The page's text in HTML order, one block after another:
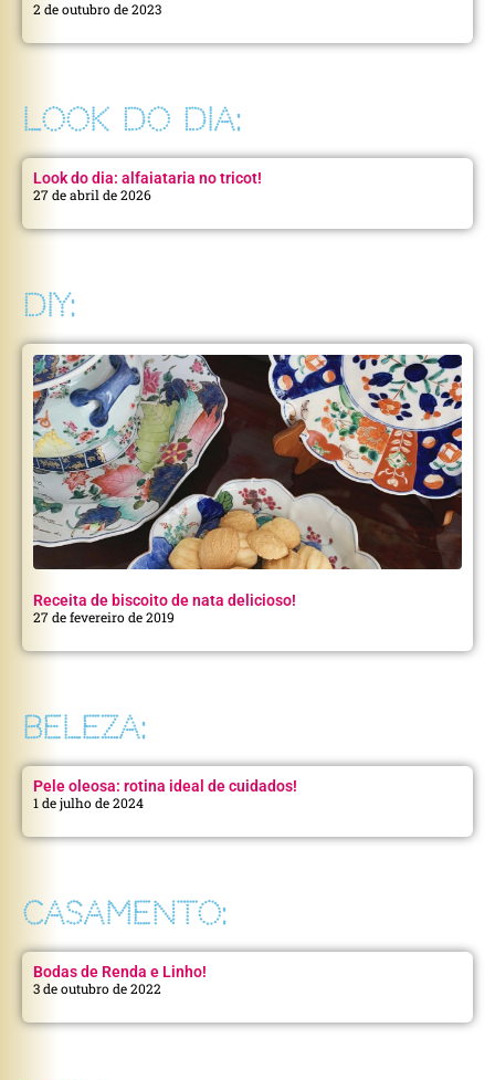
2 de outubro de 2023
LOOK DO DIA:
Look do dia: alfaiataria no tricot!
27 de abril de 2026
DIY:
Receita de biscoito de nata delicioso!
27 de fevereiro de 2019
BELEZA:
Pele oleosa: rotina ideal de cuidados!
1 de julho de 2024
CASAMENTO:
Bodas de Renda e Linho!
3 de outubro de 2022